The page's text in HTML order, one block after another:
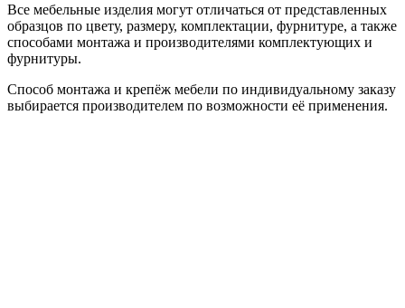
Все мебельные изделия могут отличаться от представленных
образцов по цвету, размеру, комплектации, фурнитуре, а также
способами монтажа и производителями комплектующих и
фурнитуры.
Способ монтажа и крепёж мебели по индивидуальному заказу
выбирается производителем по возможности её применения.